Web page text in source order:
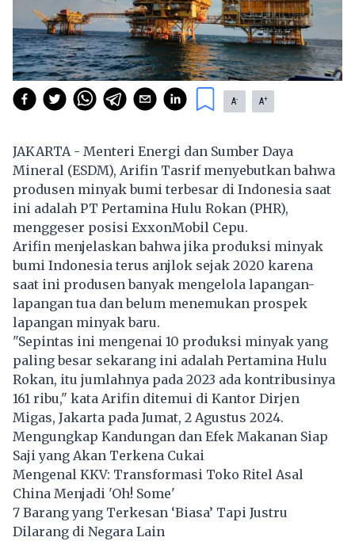
A- A+
JAKARTA - Menteri Energi dan Sumber Daya
Mineral (ESDM), Arifin Tasrif menyebutkan bahwa
produsen minyak bumi terbesar di Indonesia saat
ini adalah PT Pertamina Hulu Rokan (PHR),
menggeser posisi ExxonMobil Cepu.
Arifin menjelaskan bahwa jika produksi minyak
bumi Indonesia terus anjlok sejak 2020 karena
saat ini produsen banyak mengelola lapangan-
lapangan tua dan belum menemukan prospek
lapangan minyak baru.
"Sepintas ini mengenai 10 produksi minyak yang
paling besar sekarang ini adalah Pertamina Hulu
Rokan, itu jumlahnya pada 2023 ada kontribusinya
161 ribu," kata Arifin ditemui di Kantor Dirjen
Migas, Jakarta pada Jumat, 2 Agustus 2024.
Mengungkap Kandungan dan Efek Makanan Siap
Saji yang Akan Terkena Cukai
Mengenal KKV: Transformasi Toko Ritel Asal
China Menjadi 'Oh! Some'
7 Barang yang Terkesan ‘Biasa’ Tapi Justru
Dilarang di Negara Lain